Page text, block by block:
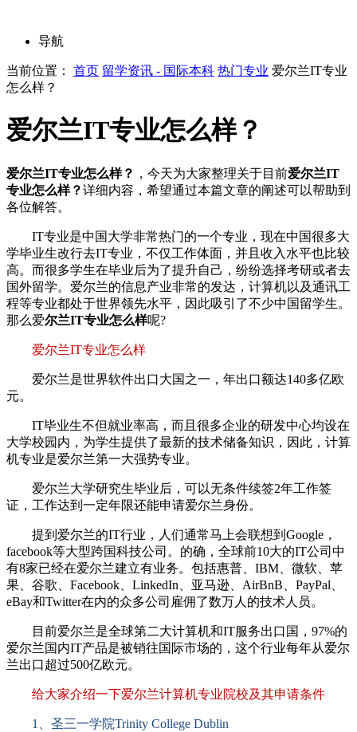
导航
当前位置： 首页 留学资讯 - 国际本科 热门专业 爱尔兰IT专业
怎么样？
爱尔兰IT专业怎么样？
爱尔兰IT专业怎么样？ ，今天为大家整理关于目前爱尔兰IT
专业怎么样？详细内容，希望通过本篇文章的阐述可以帮助到
各位解答。
IT专业是中国大学非常热门的一个专业，现在中国很多大
学毕业生改行去IT专业，不仅工作体面，并且收入水平也比较
高。而很多学生在毕业后为了提升自己，纷纷选择考研或者去
国外留学。爱尔兰的信息产业非常的发达，计算机以及通讯工
程等专业都处于世界领先水平，因此吸引了不少中国留学生。
那么爱尔兰IT专业怎么样呢?
爱尔兰IT专业怎么样
爱尔兰是世界软件出口大国之一，年出口额达140多亿欧
元。
IT毕业生不但就业率高，而且很多企业的研发中心均设在
大学校园内，为学生提供了最新的技术储备知识，因此，计算
机专业是爱尔兰第一大强势专业。
爱尔兰大学研究生毕业后，可以无条件续签2年工作签
证，工作达到一定年限还能申请爱尔兰身份。
提到爱尔兰的IT行业，人们通常马上会联想到Google，
facebook等大型跨国科技公司。的确，全球前10大的IT公司中
有8家已经在爱尔兰建立有业务。包括惠普、IBM、微软、苹
果、谷歌、Facebook、LinkedIn、亚马逊、AirBnB、PayPal、
eBay和Twitter在内的众多公司雇佣了数万人的技术人员。
目前爱尔兰是全球第二大计算机和IT服务出口国，97%的
爱尔兰国内IT产品是被销往国际市场的，这个行业每年从爱尔
兰出口超过500亿欧元。
给大家介绍一下爱尔兰计算机专业院校及其申请条件
1、圣三一学院Trinity College Dublin